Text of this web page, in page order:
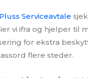
Serviceavtale
vi ifra og hjelper til
for ekstra
flere steder.